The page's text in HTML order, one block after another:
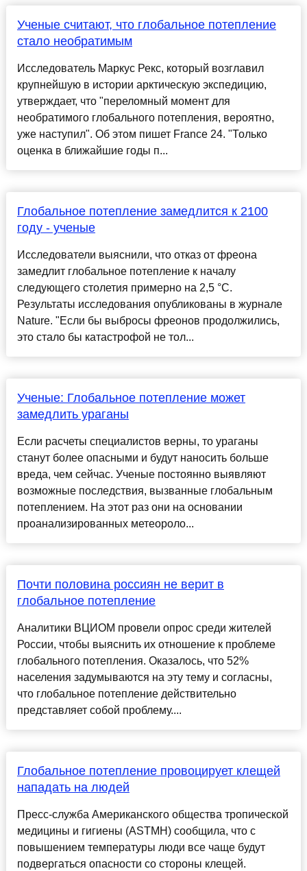
Ученые считают, что глобальное потепление
стало необратимым
Исследователь Маркус Рекс, который возглавил
крупнейшую в истории арктическую экспедицию,
утверждает, что "переломный момент для
необратимого глобального потепления, вероятно,
уже наступил". Об этом пишет France 24. "Только
оценка в ближайшие годы п...
Глобальное потепление замедлится к 2100
году - ученые
Исследователи выяснили, что отказ от фреона
замедлит глобальное потепление к началу
следующего столетия примерно на 2,5 °С.
Результаты исследования опубликованы в журнале
Nature. "Если бы выбросы фреонов продолжились,
это стало бы катастрофой не тол...
Ученые: Глобальное потепление может
замедлить ураганы
Если расчеты специалистов верны, то ураганы
станут более опасными и будут наносить больше
вреда, чем сейчас. Ученые постоянно выявляют
возможные последствия, вызванные глобальным
потеплением. На этот раз они на основании
проанализированных метеороло...
Почти половина россиян не верит в
глобальное потепление
Аналитики ВЦИОМ провели опрос среди жителей
России, чтобы выяснить их отношение к проблеме
глобального потепления. Оказалось, что 52%
населения задумываются на эту тему и согласны,
что глобальное потепление действительно
представляет собой проблему....
Глобальное потепление провоцирует клещей
нападать на людей
Пресс-служба Американского общества тропической
медицины и гигиены (ASTMH) сообщила, что с
повышением температуры люди все чаще будут
подвергаться опасности со стороны клещей.